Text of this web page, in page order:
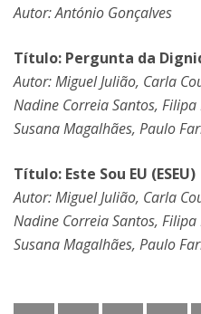
Autor: António Gonçalves
Título: Pergunta da
Autor: Miguel Julião, Carla
Nadine Correia Santos,
Susana Magalhães, Paulo
Título: Este Sou EU (ESEU)
Autor: Miguel Julião, Carla
Nadine Correia Santos,
Susana Magalhães, Paulo